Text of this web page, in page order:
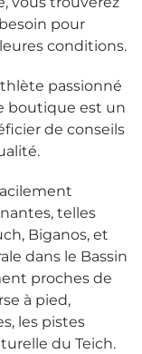
pour
conditions.
passionné
boutique est un
de conseils
telles
Biganos, et
dans le Bassin
proches de
à pied,
les pistes
du Teich.